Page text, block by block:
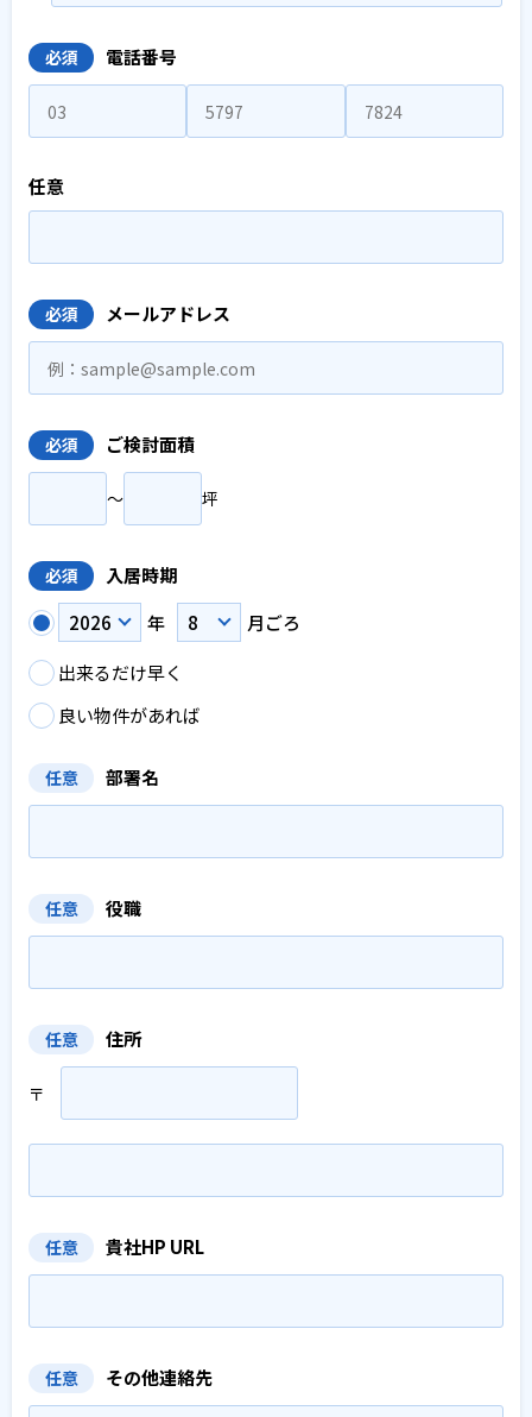
必須 電話番号
任意
必須 メールアドレス
必須 ご検討面積
〜 坪
必須
入居時期
年
月ごろ
出来るだけ早く
良い物件があれば
任意 部署名
任意 役職
任意 住所
〒
任意 貴社HP URL
任意 その他連絡先